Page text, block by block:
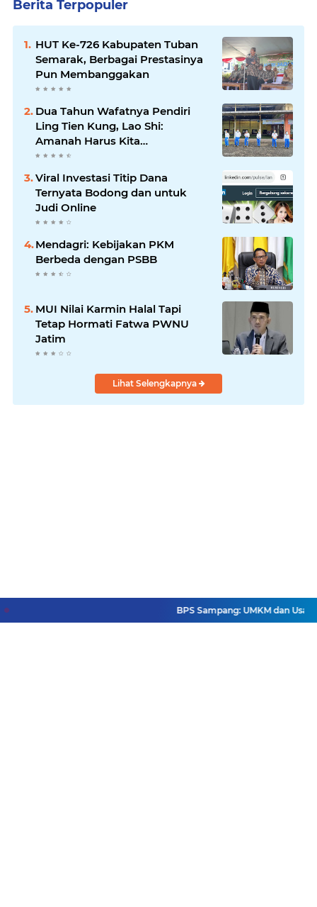
Berita Terpopuler
HUT Ke-726 Kabupaten Tuban
Semarak, Berbagai Prestasinya
Pun Membanggakan
Dua Tahun Wafatnya Pendiri
Ling Tien Kung, Lao Shi:
Amanah Harus Kita
Laksanakan!
Viral Investasi Titip Dana
Ternyata Bodong dan untuk
Judi Online
Mendagri: Kebijakan PKM
Berbeda dengan PSBB
MUI Nilai Karmin Halal Tapi
Tetap Hormati Fatwa PWNU
Jatim
Lihat Selengkapnya
BPS Sampang: UMKM dan Usaha